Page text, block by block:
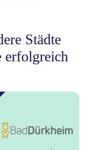
Städte
erfolgreich